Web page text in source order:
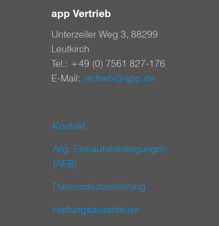
app Vertrieb
Unterzeiler Weg 3, 88299
Leutkirch
Tel.: +49 (0) 7561 827-176
E-Mail: vertrieb@app.de
Kontakt
Allg. Einkaufsbedingungen
(AEB)
Datenschutzerklärung
Haftungsausschluss